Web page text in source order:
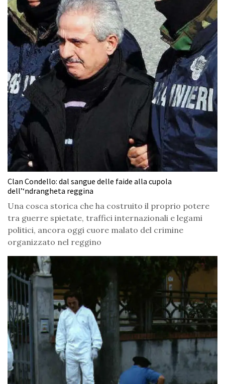
Clan Condello: dal sangue delle faide alla cupola
dell’‘ndrangheta reggina
Una cosca storica che ha costruito il proprio potere
tra guerre spietate, traffici internazionali e legami
politici, ancora oggi cuore malato del crimine
organizzato nel reggino